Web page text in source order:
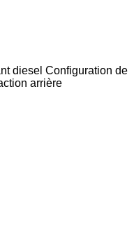
diesel Configuration de
arrière